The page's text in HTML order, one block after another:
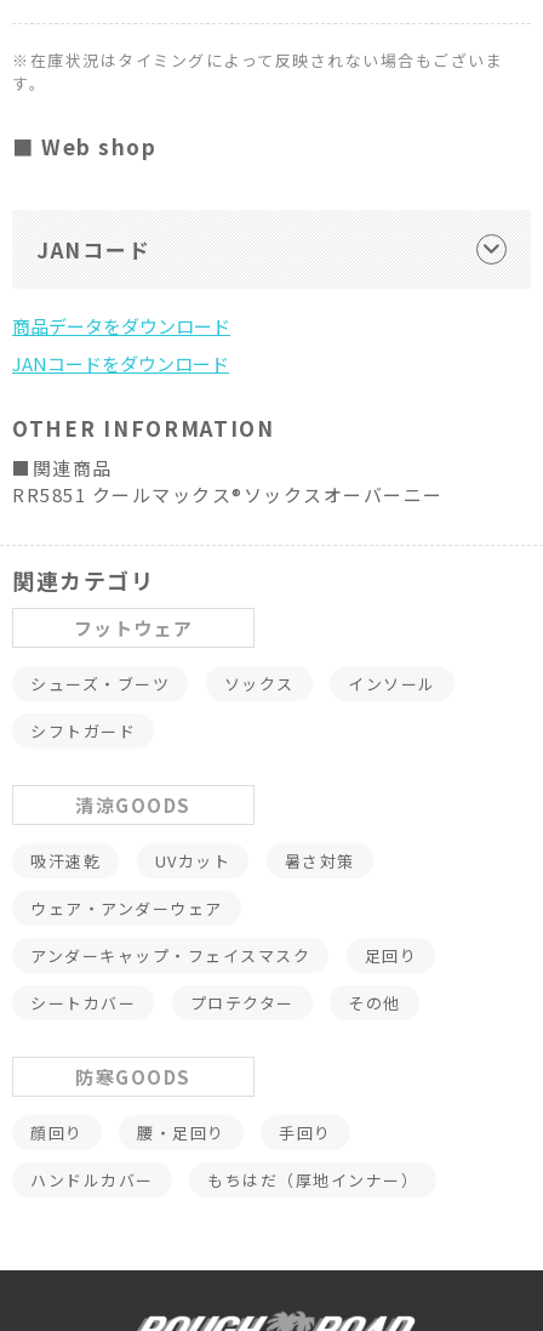
※在庫状況はタイミングによって反映されない場合もございま
す。
■ Web shop
JANコード
OTHER INFORMATION
■関連商品
RR5851 クールマックス®ソックスオーバーニー
関連カテゴリ
フットウェア
シューズ・ブーツ ソックス インソール
シフトガード
清涼GOODS
吸汗速乾 UVカット 暑さ対策
ウェア・アンダーウェア
アンダーキャップ・フェイスマスク 足回り
シートカバー プロテクター その他
防寒GOODS
顔回り 腰・足回り 手回り
ハンドルカバー もちはだ（厚地インナー）